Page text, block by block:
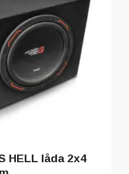
HELL låda 2x4